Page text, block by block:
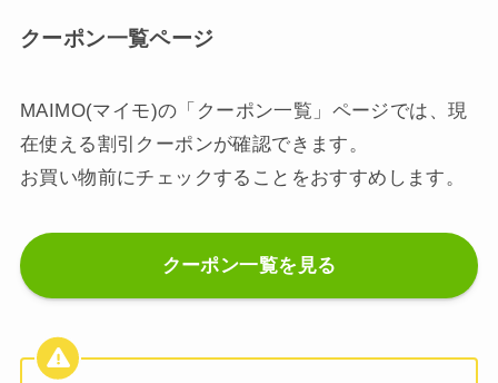
クーポン一覧ページ
MAIMO(マイモ)の「クーポン一覧」ページでは、現
在使える割引クーポンが確認できます。
お買い物前にチェックすることをおすすめします。
クーポン一覧を見る